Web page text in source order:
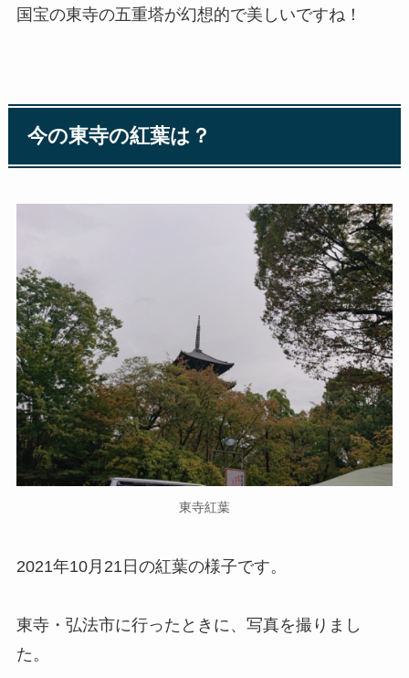
国宝の東寺の五重塔が幻想的で美しいですね！
今の東寺の紅葉は？
東寺紅葉
2021年10月21日の紅葉の様子です。
東寺・弘法市に行ったときに、写真を撮りまし
た。